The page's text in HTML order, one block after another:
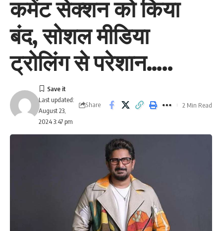
कमेंट सेक्शन को किया
बंद, सोशल मीडिया
ट्रोलिंग से परेशान…..
Last updated:
August 23,
2024 3:47 pm
Share 2 Min Read